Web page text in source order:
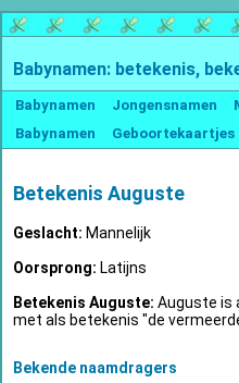
Babynamen: betekenis,
Babynamen Jongensnamen
Babynamen
Geboortekaartjes
Betekenis Auguste
Geslacht: Mannelijk
Oorsprong: Latijns
Betekenis Auguste: Auguste is
met als betekenis "de
Bekende naamdragers